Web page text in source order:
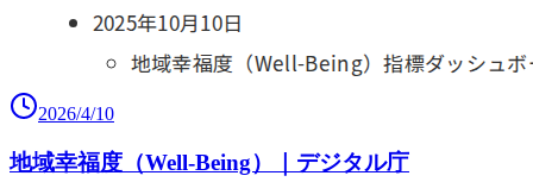
2026/4/10
地域幸福度（Well-Being）｜デジタル庁